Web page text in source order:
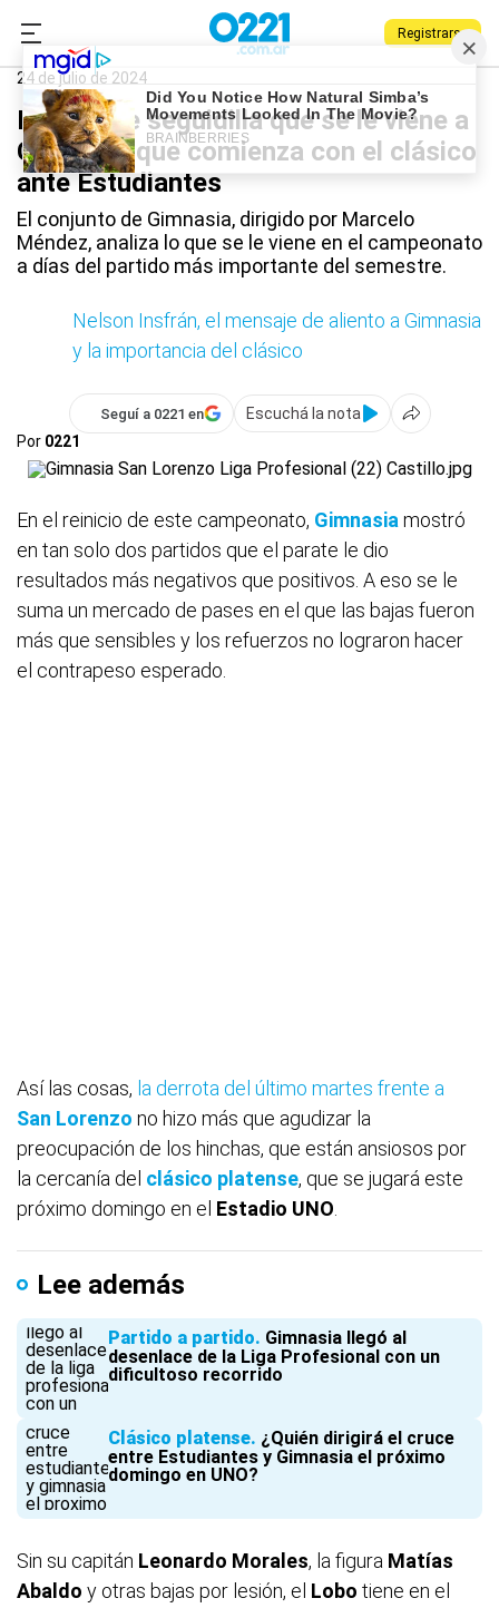
Registrarse
0221.com.ar Deportes
24 de julio de 2024
La terrible seguidilla que se le viene a
Gimnasia que comienza con el clásico
ante Estudiantes
El conjunto de Gimnasia, dirigido por Marcelo
Méndez, analiza lo que se le viene en el campeonato
a días del partido más importante del semestre.
Nelson Insfrán, el mensaje de aliento a Gimnasia
y la importancia del clásico
Seguí a 0221 en
Escuchá la nota
Por 0221
En el reinicio de este campeonato, Gimnasia mostró
en tan solo dos partidos que el parate le dio
resultados más negativos que positivos. A eso se le
suma un mercado de pases en el que las bajas fueron
más que sensibles y los refuerzos no lograron hacer
el contrapeso esperado.
Así las cosas, la derrota del último martes frente a
San Lorenzo no hizo más que agudizar la
preocupación de los hinchas, que están ansiosos por
la cercanía del clásico platense, que se jugará este
próximo domingo en el Estadio UNO
Lee además
Partido a partido Gimnasia llegó al
desenlace de la Liga Profesional con un
dificultoso recorrido
Clásico platense ¿Quién dirigirá el cruce
entre Estudiantes y Gimnasia el próximo
domingo en UNO?
Sin su capitán Leonardo Morales, la figura Matías
Abaldo y otras bajas por lesión, el Lobo tiene en el